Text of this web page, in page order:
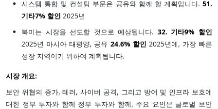
시스템 통합 및 컨설팅 부문은 공유와 함께 할 계획입니다. 51.
기타7% 할인 2025년
북미는 시장을 선도할 것으로 예상됩니다. 32. 기타9% 할인
2025년 아시아 태평양, 공유 24.6% 할인 2025년에, 가장 빠른
성장 지역이기 위하여 계획됩니다.
시장 개요:
보안 위협의 증가, 테러, 사이버 공격, 그리고 방어 및 인프라 보호에
대한 정부 투자와 함께 정부 투자와 함께, 주요 요인은 글로벌 보안